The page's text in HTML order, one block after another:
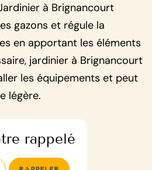
à Brignancourt
gazons et régule la
en apportant les éléments
jardinier à Brignancourt
les équipements et peut
légère.
rappelé